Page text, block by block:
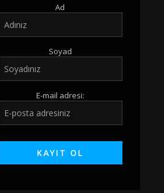
Ad
Soyad
E-mail adresi: